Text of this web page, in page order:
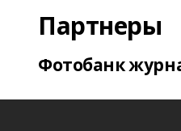
Партнеры
Фотобанк